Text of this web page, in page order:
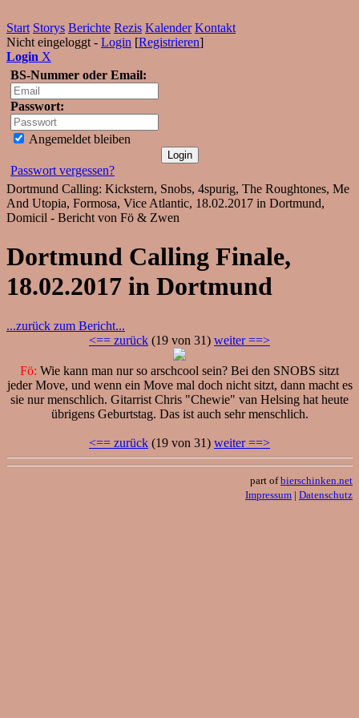
Start Storys Berichte Rezis Kalender Kontakt
Nicht eingeloggt - Login [Registrieren]
Login X
BS-Nummer oder Email:
Passwort:
Angemeldet bleiben
Passwort vergessen?
Dortmund Calling: Kickstern, Snobs, 4spurig, The Roughtones, Me
And Utopia, Formosa, Vice Atlantic, 18.02.2017 in Dortmund,
Domicil - Bericht von Fö & Zwen
Dortmund Calling Finale,
18.02.2017 in Dortmund
...zurück zum Bericht...
<== zurück (19 von 31) weiter ==>
Fö: Wie kann man nur so arschcool sein? Bei den SNOBS sitzt
jeder Move, und wenn ein Move mal doch nicht sitzt, dann macht es
sie nur menschlich. Gitarrist Chris "Chewie" van Helsing hat heute
übrigens Geburtstag. Das ist auch sehr menschlich.
<== zurück (19 von 31) weiter ==>
part ofbierschinken.net
Impressum | Datenschutz